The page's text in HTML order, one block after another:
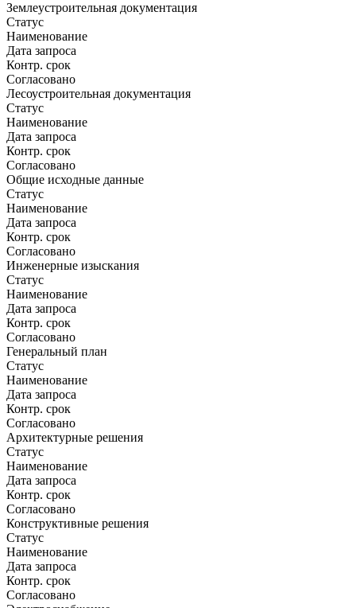
Землеустроительная документация
Статус
Наименование
Дата запроса
Контр. срок
Согласовано
Лесоустроительная документация
Статус
Наименование
Дата запроса
Контр. срок
Согласовано
Общие исходные данные
Статус
Наименование
Дата запроса
Контр. срок
Согласовано
Инженерные изыскания
Статус
Наименование
Дата запроса
Контр. срок
Согласовано
Генеральный план
Статус
Наименование
Дата запроса
Контр. срок
Согласовано
Архитектурные решения
Статус
Наименование
Дата запроса
Контр. срок
Согласовано
Конструктивные решения
Статус
Наименование
Дата запроса
Контр. срок
Согласовано